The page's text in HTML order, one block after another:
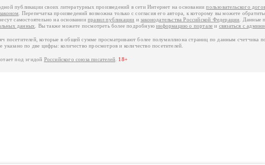
публикации своих литературных произведений в сети Интернет на основаниипользовательского
законом . Перепечатка произведений возможна только с согласия его автора, к которому вы можете
самостоятельно на основанииправил публикации изаконодательства Российской Федерации . Данные
данных . Вы также можете посмотреть более подробнуюинформацию о портале и связаться с
посетителей, которые в общей сумме просматривают более полумиллиона страниц по данным счетчика
по две цифры: количество просмотров и количество посетителей.
под эгидой Российского союза писателей 18+